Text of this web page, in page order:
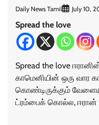
Daily News Tamil July 10,
Spread the love
Spread the love
காமெனியின் ஒரு வார
கொண்டிருக்கும்
ட்ரம்பைக் கொல்ல, ஈரான்